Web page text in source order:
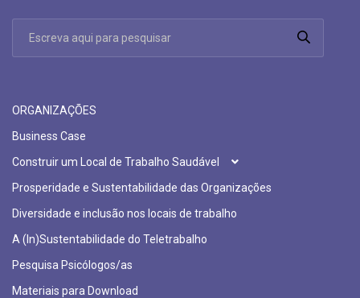
ORGANIZAÇÕES
Business Case
Construir um Local de Trabalho Saudável
Prosperidade e Sustentabilidade das Organizações
Diversidade e inclusão nos locais de trabalho
A (In)Sustentabilidade do Teletrabalho
Pesquisa Psicólogos/as
Materiais para Download